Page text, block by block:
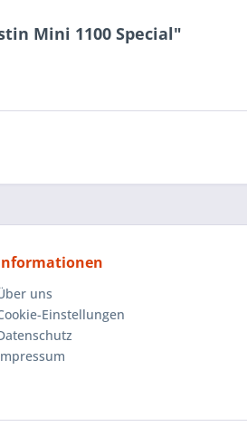
Mini 1100 Special"
uns
Einstellungen